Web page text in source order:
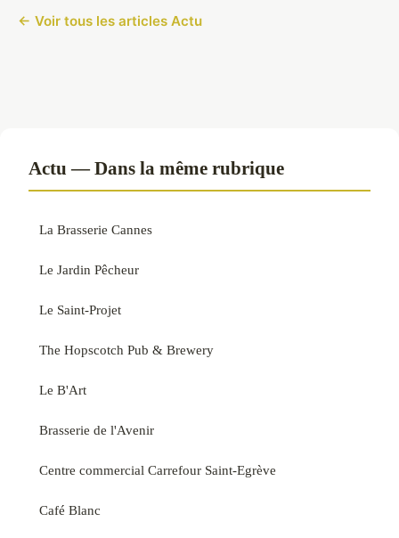
← Voir tous les articles Actu
Actu — Dans la même rubrique
La Brasserie Cannes
Le Jardin Pêcheur
Le Saint-Projet
The Hopscotch Pub & Brewery
Le B'Art
Brasserie de l'Avenir
Centre commercial Carrefour Saint-Egrève
Café Blanc